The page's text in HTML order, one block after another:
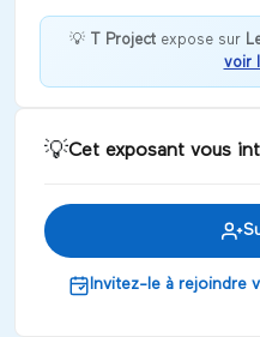
Bienvenue chez T Project !
💡 T Project expose sur
voir
💡Cet exposant vous
Invitez-le à rejoindre